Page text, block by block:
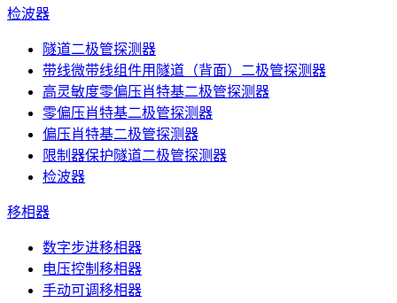
检波器
隧道二极管探测器
带线微带线组件用隧道（背面）二极管探测器
高灵敏度零偏压肖特基二极管探测器
零偏压肖特基二极管探测器
偏压肖特基二极管探测器
限制器保护隧道二极管探测器
检波器
移相器
数字步进移相器
电压控制移相器
手动可调移相器